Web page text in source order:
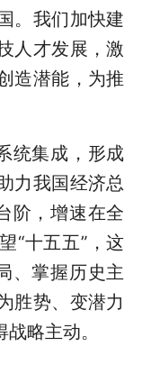
。我们加快建
人才发展，激
造潜能，为推
集成，形成
力我国经济总
阶，增速在全
“十五五”，这
、掌握历史主
胜势、变潜力
略主动。